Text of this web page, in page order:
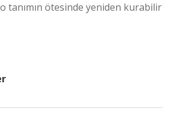
tanımın ötesinde yeniden kurabilir